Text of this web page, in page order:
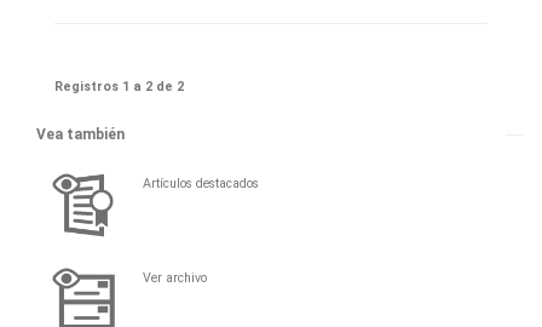
Registros 1 a 2 de 2
Vea también
Artículos destacados
Ver archivo